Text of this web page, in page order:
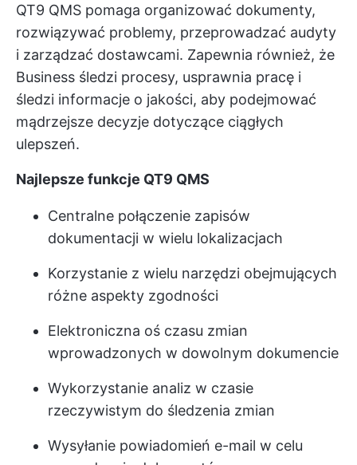
QT9 QMS pomaga organizować dokumenty,
rozwiązywać problemy, przeprowadzać audyty
i zarządzać dostawcami. Zapewnia również, że
Business śledzi procesy, usprawnia pracę i
śledzi informacje o jakości, aby podejmować
mądrzejsze decyzje dotyczące ciągłych
ulepszeń.
Najlepsze funkcje QT9 QMS
Centralne połączenie zapisów
dokumentacji w wielu lokalizacjach
Korzystanie z wielu narzędzi obejmujących
różne aspekty zgodności
Elektroniczna oś czasu zmian
wprowadzonych w dowolnym dokumencie
Wykorzystanie analiz w czasie
rzeczywistym do śledzenia zmian
Wysyłanie powiadomień e-mail w celu